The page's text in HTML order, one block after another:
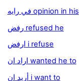
في رايه opinion in his
رفض refused he
ارفض i refuse
اراد ان wanted he to
أريد ان i want to